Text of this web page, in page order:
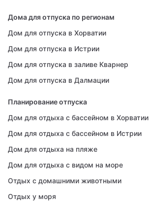
Дома для отпуска по регионам
Дом для отпуска в Хорватии
Дом для отпуска в Истрии
Дом для отпуска в заливе Кварнер
Дом для отпуска в Далмации
Планирование отпуска
Дом для отдыха с бассейном в Хорватии
Дом для отдыха с бассейном в Истрии
Дом для отдыха на пляже
Дом для отдыха с видом на море
Отдых с домашними животными
Отдых у моря